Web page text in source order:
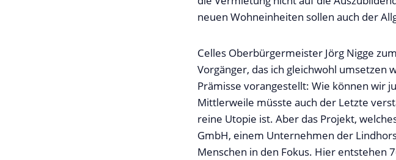
neuen Wohneinheiten sollen auch der
Celles Oberbürgermeister Jörg Nigge
Vorgänger, das ich gleichwohl umsetzen
Prämisse vorangestellt: Wie können wir
Mittlerweile müsste auch der Letzte
reine Utopie ist. Aber das Projekt,
GmbH, einem Unternehmen der
Menschen in den Fokus. Hier entstehen